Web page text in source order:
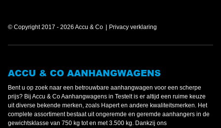
© Copyright 2017 - 2026 Accu & Co Privacy verklaring
ACCU & CO AANHANGWAGENS
Bent u op zoek naar een betrouwbare aanhangwagen voor een scherpe
prijs? Bij Accu & Co Aanhangwagens in Testelt is er altijd een ruime keuze
uit diverse bekende merken, zoals Hapert en andere kwaliteitsmerken. Het
complete assortiment bestaat uit ongeremde en geremde aanhangers in de
gewichtsklasse van 750 kg tot en met 3.500 kg. Dankzij ons